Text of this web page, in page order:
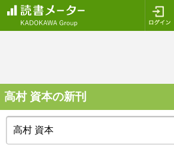
高村 資本の新刊